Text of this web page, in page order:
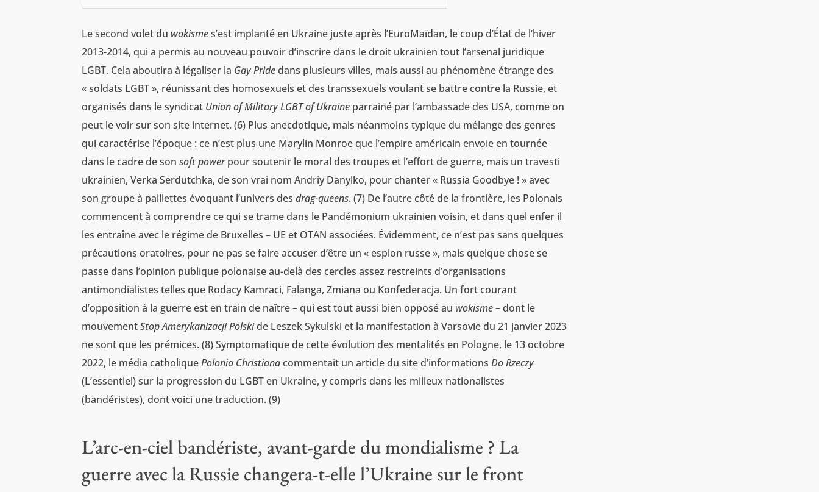
Le second volet du wokismes’est implanté en Ukraine juste après l’EuroMaïdan, le coup d’État de l’hiver
2013-2014, qui a permis au nouveau pouvoir d’inscrire dans le droit ukrainien tout l’arsenal juridique
LGBT. Cela aboutira à légaliser la Gay Pride dans plusieurs villes, mais aussi au phénomène étrange des
« soldats LGBT », réunissant des homosexuels et des transsexuels voulant se battre contre la Russie, et
organisés dans le syndicat Union of Military LGBT of Ukraine parrainé par l’ambassade des USA, comme on
peut le voir sur son site internet. (6) Plus anecdotique, mais néanmoins typique du mélange des genres
qui caractérise l’époque : ce n’est plus une Marylin Monroe que l’empire américain envoie en tournée
dans le cadre de sonsoft powerpour soutenir le moral des troupes et l’effort de guerre, mais un travesti
ukrainien, Verka Serdutchka, de son vrai nom Andriy Danylko, pour chanter « Russia Goodbye ! » avec
son groupe à paillettes évoquant l’univers desdrag-queens. (7) De l’autre côté de la frontière, les Polonais
commencent à comprendre ce qui se trame dans le Pandémonium ukrainien voisin, et dans quel enfer il
les entraîne avec le régime de Bruxelles – UE et OTAN associées. Évidemment, ce n’est pas sans quelques
précautions oratoires, pour ne pas se faire accuser d’être un « espion russe », mais quelque chose se
passe dans l’opinion publique polonaise au-delà des cercles assez restreints d’organisations
antimondialistes telles que Rodacy Kamraci, Falanga, Zmiana ou Konfederacja. Un fort courant
d’opposition à la guerre est en train de naître – qui est tout aussi bien opposé au wokisme– dont le
mouvementStop Amerykanizacji Polskide Leszek Sykulski et la manifestation à Varsovie du 21 janvier 2023
ne sont que les prémices. (8) Symptomatique de cette évolution des mentalités en Pologne, le 13 octobre
2022, le média catholiquePolonia Christiana commentait un article du site d’informationsDo Rzeczy
(L’essentiel) sur la progression du LGBT en Ukraine, y compris dans les milieux nationalistes
(bandéristes), dont voici une traduction. (9)
L’arc-en-ciel bandériste, avant-garde du mondialisme ? La
guerre avec la Russie changera-t-elle l’Ukraine sur le front